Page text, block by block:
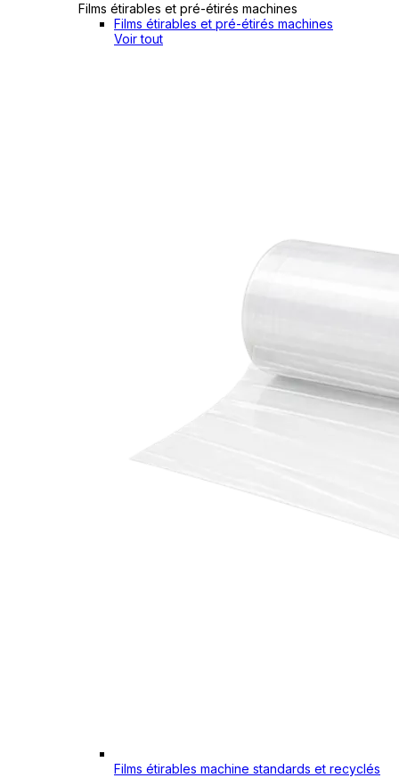
Films étirables et pré-étirés machines
Films étirables et pré-étirés machines
Voir tout
Films étirables machine standards et recyclés